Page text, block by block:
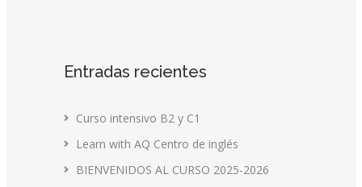
Entradas recientes
Curso intensivo B2 y C1
Learn with AQ Centro de inglés
BIENVENIDOS AL CURSO 2025-2026